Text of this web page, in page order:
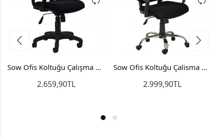
Sow Ofis Koltuğu Çalışma Koltuğu Büro Koltuğu Kırmızı Sırt
2.659,90TL
Sow Ofis Koltuğu Çalisma Koltuğu Bilgisayar Sandalyesi Metal
2.999,90TL